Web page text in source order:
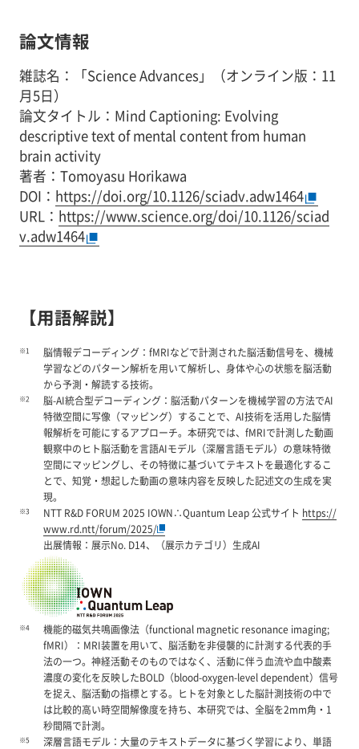
論文情報
雑誌名：「Science Advances」（オンライン版：11
月5日）
論文タイトル：Mind Captioning: Evolving
descriptive text of mental content from human
brain activity
著者：Tomoyasu Horikawa
DOI： https://doi.org/10.1126/sciadv.adw1464
URL： https://www.science.org/doi/10.1126/sciad
v.adw1464
【用語解説】
※1
脳情報デコーディング：fMRIなどで計測された脳活動信号を、機械
学習などのパターン解析を用いて解析し、身体や心の状態を脳活動
から予測・解読する技術。
※2
脳-AI統合型デコーディング：脳活動パターンを機械学習の方法でAI
特徴空間に写像（マッピング）することで、AI技術を活用した脳情
報解析を可能にするアプローチ。本研究では、fMRIで計測した動画
観察中のヒト脳活動を言語AIモデル（深層言語モデル）の意味特徴
空間にマッピングし、その特徴に基づいてテキストを最適化するこ
とで、知覚・想起した動画の意味内容を反映した記述文の生成を実
現。
※3 NTT R&D FORUM 2025 IOWN∴Quantum Leap 公式サイト https://
www.rd.ntt/forum/2025/
出展情報：展示No. D14、（展示カテゴリ）生成AI
※4
機能的磁気共鳴画像法（functional magnetic resonance imaging;
fMRI）：MRI装置を用いて、脳活動を非侵襲的に計測する代表的手
法の一つ。神経活動そのものではなく、活動に伴う血流や血中酸素
濃度の変化を反映したBOLD（blood-oxygen-level dependent）信号
を捉え、脳活動の指標とする。ヒトを対象とした脳計測技術の中で
は比較的高い時空間解像度を持ち、本研究では、全脳を2mm角・1
秒間隔で計測。
※5
深層言語モデル：大量のテキストデータに基づく学習により、単語